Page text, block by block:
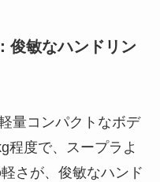
俊敏なハンドリン
量コンパクトなボデ
程度で、スープラよ
さが、俊敏なハンド